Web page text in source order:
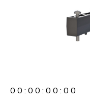
0 0 : 0 0 : 0 0 : 0 0